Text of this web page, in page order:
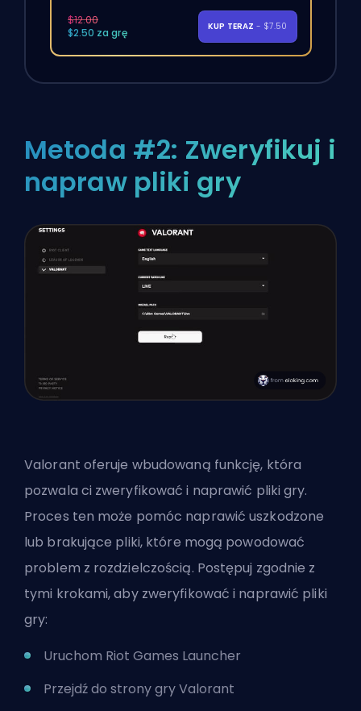
$12.00
$2.50 za grę
KUP TERAZ - $7.50
Metoda #2: Zweryfikuj i
napraw pliki gry
Valorant oferuje wbudowaną funkcję, która
pozwala ci zweryfikować i naprawić pliki gry.
Proces ten może pomóc naprawić uszkodzone
lub brakujące pliki, które mogą powodować
problem z rozdzielczością. Postępuj zgodnie z
tymi krokami, aby zweryfikować i naprawić pliki
gry:
Uruchom Riot Games Launcher
Przejdź do strony gry Valorant